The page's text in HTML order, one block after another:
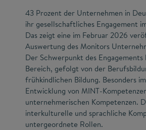
43 Prozent der Unternehmen in
ihr gesellschaftliches Engagement
Das zeigt eine im Februar 2026
Auswertung des Monitors
Der Schwerpunkt des
Bereich, gefolgt von der
frühkindlichen Bildung. Besonders
Entwicklung von MINT-
unternehmerischen Kompetenzen.
interkulturelle und sprachliche
untergeordnete Rollen.